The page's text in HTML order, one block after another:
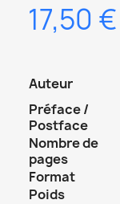
17,50 €
Auteur
Préface /
Postface
Nombre de
pages
Format
Poids